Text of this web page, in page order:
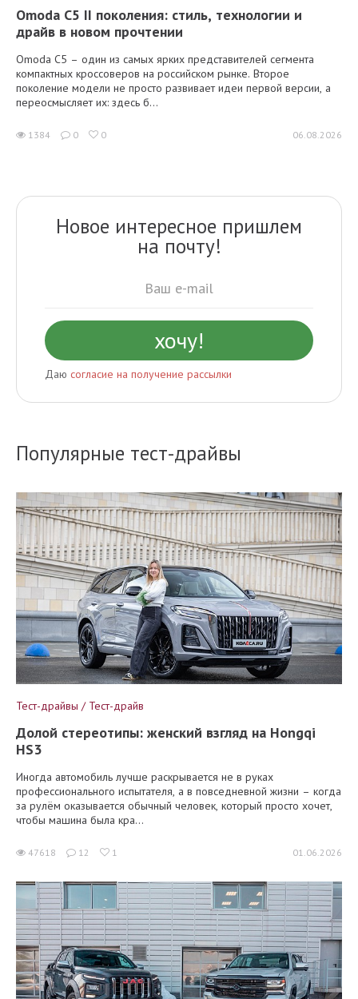
Omoda C5 II поколения: стиль, технологии и
драйв в новом прочтении
Omoda C5 – один из самых ярких представителей сегмента
компактных кроссоверов на российском рынке. Второе
поколение модели не просто развивает идеи первой версии, а
переосмысляет их: здесь б...
1384 0 0 06.08.2026
Новое интересное пришлем
на почту!
Даю согласие на получение рассылки
Популярные тест-драйвы
Тест-драйвы / Тест-драйв
Долой стереотипы: женский взгляд на Hongqi
HS3
Иногда автомобиль лучше раскрывается не в руках
профессионального испытателя, а в повседневной жизни – когда
за рулём оказывается обычный человек, который просто хочет,
чтобы машина была кра...
47618 12 1 01.06.2026